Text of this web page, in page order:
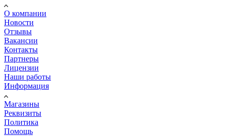
О компании
Новости
Отзывы
Вакансии
Контакты
Партнеры
Лицензии
Наши работы
Информация
Магазины
Реквизиты
Политика
Помощь